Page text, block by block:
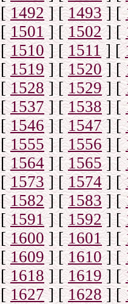
[1492] [1493] [
[1501] [1502] [
[1510 ] [1511] [
[1519] [1520] [
[1528] [1529] [
[1537] [1538] [
[1546] [1547] [
[1555 ] [1556] [
[1564] [1565] [
[1573] [1574] [
[1582] [1583] [
[1591] [1592] [
[1600] [1601] [
[1609] [1610] [
[1618] [1619] [
[1627] [1628] [